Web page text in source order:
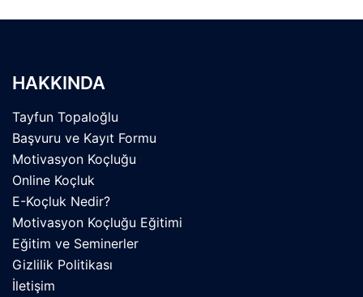
HAKKINDA
Tayfun Topaloğlu
Başvuru ve Kayıt Formu
Motivasyon Koçluğu
Online Koçluk
E-Koçluk Nedir?
Motivasyon Koçluğu Eğitimi
Eğitim ve Seminerler
Gizlilik Politikası
İletişim